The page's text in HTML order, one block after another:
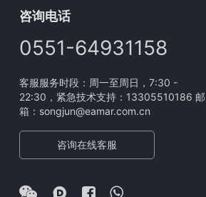
咨询电话
0551-64931158
客服服务时段：周一至周日，7:30 -
22:30，紧急技术支持：13305510186 邮
箱：songjun@eamar.com.cn
咨询在线客服